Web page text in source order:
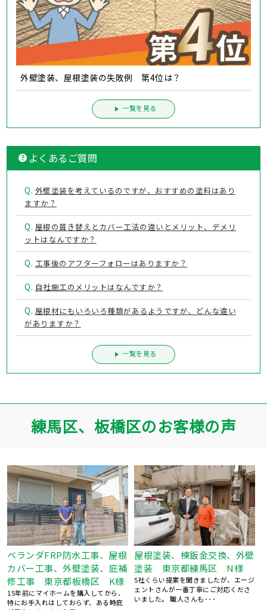
外壁塗装、屋根塗装の失敗例 第4位は？
一覧を見る
よくあるご質問
Q. 外壁塗装を考えているのですが、おすすめの塗料はあり
ますか？
Q. 屋根の葺き替えとカバー工法の違いとメリット、デメリ
ットはなんですか？
Q. 工事後のアフターフォローはありますか？
Q. 自社施工のメリットはなんですか？
Q. 屋根材にもいろいろ種類があるようですが、どんな違い
がありますか？
一覧を見る
練馬区、板橋区のお客様の声
屋根塗装、棟鈑金交換、外壁
塗装 東京都練馬区 N様
5社くらい提案を聞きましたが、エージ
ェントさんが一番丁寧にご対応くださ
いました。 職人さんも･･･
屋根葺き替え工事 瓦屋根か
ら金属屋根へ 雨漏り修理
東京都練馬区 S様
台風のあと、雨の日に雨漏りして、ホ
ームページで探して電話しました。 見